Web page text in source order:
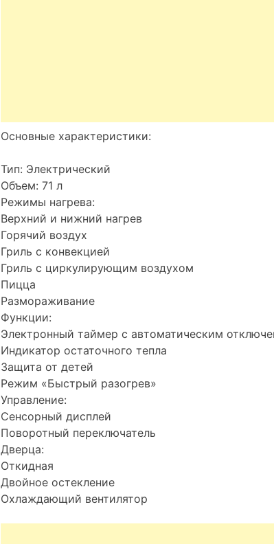
Основные характеристики:
Тип: Электрический
Объем: 71 л
Режимы нагрева:
Верхний и нижний нагрев
Горячий воздух
Гриль с конвекцией
Гриль с циркулирующим воздухом
Пицца
Размораживание
Функции:
Электронный таймер с автоматическим
Индикатор остаточного тепла
Защита от детей
Режим «Быстрый разогрев»
Управление:
Сенсорный дисплей
Поворотный переключатель
Дверца:
Откидная
Двойное остекление
Охлаждающий вентилятор